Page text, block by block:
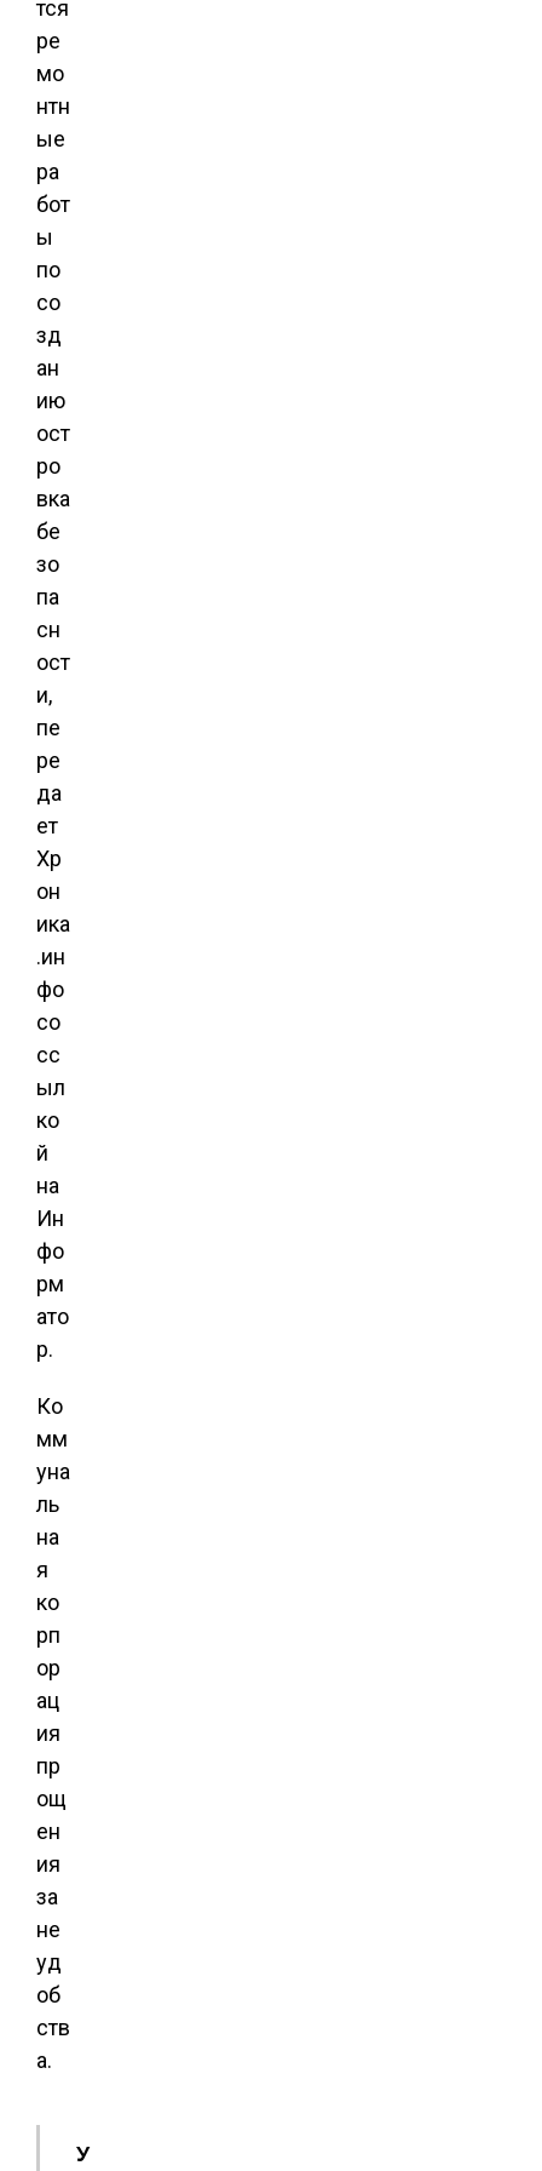
тся
ре
мо
нтн
ые
ра
бот
ы
по
со
зд
ан
ию
ост
ро
вка
бе
зо
па
сн
ост
и,
пе
ре
да
ет
Хр
он
ика
.ин
фо
со
сс
ыл
ко
й
на
Ин
фо
рм
ато
р.
Ко
мм
уна
ль
на
я
ко
рп
ор
ац
ия
пр
ощ
ен
ия
за
не
уд
об
ств
а.
У